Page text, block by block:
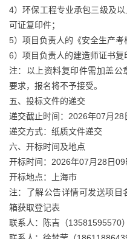
4）环保工程专业承包三级及
可证复印件；
5）项目负责人的《安全生产考
6）项目负责人的建造师证书复
注：以上资料复印件需加盖
要求，报名将不予接受。
五、投标文件的递交
递交截止时间：2026年07月28
递交方式：纸质文件递交
六、开标时间及地点
开标时间：2026年07月28日
开标地点：上海市
注：了解公告详情可发送项
箱获取登记表
联系人：陈吉（13581595570）